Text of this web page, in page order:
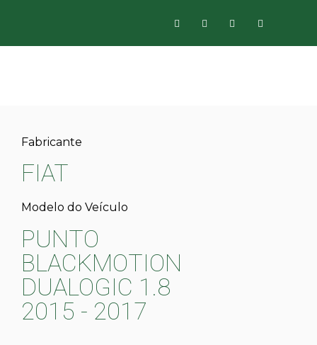
Fabricante
FIAT
Modelo do Veículo
PUNTO
BLACKMOTION
DUALOGIC 1.8
2015 - 2017